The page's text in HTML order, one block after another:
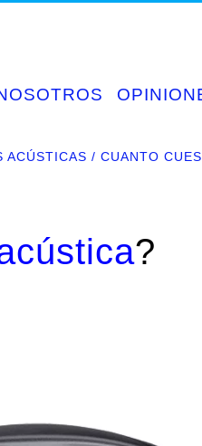
ACÚSTICAS CUANTO
?